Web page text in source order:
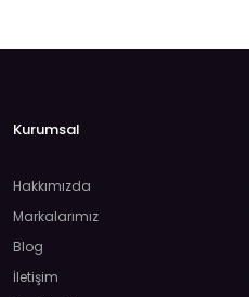
Kurumsal
Hakkımızda
Markalarımız
Blog
İletişim